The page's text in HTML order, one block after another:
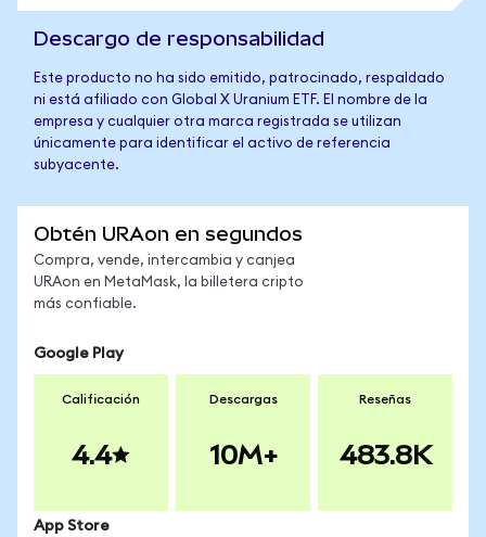
Descargo de responsabilidad
Este producto no ha sido emitido, patrocinado, respaldado
ni está afiliado con Global X Uranium ETF. El nombre de la
empresa y cualquier otra marca registrada se utilizan
únicamente para identificar el activo de referencia
subyacente.
Obtén URAon en segundos
Compra, vende, intercambia y canjea
URAon en MetaMask, la billetera cripto
más confiable.
Google Play
Calificación
4.4
Descargas
10M+
Reseñas
483.8K
App Store